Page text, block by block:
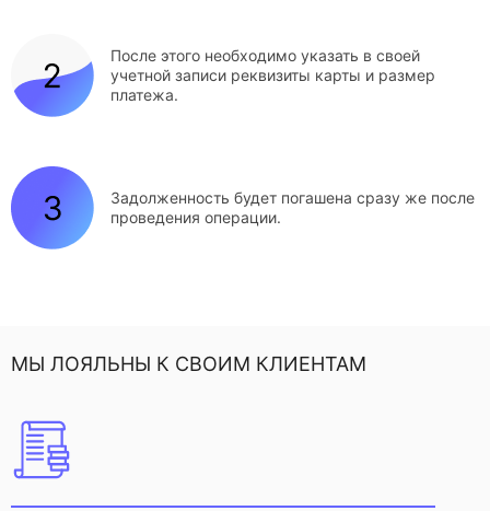
После этого необходимо указать в своей
учетной записи реквизиты карты и размер
платежа.
Задолженность будет погашена сразу же после
проведения операции.
МЫ ЛОЯЛЬНЫ К СВОИМ КЛИЕНТАМ